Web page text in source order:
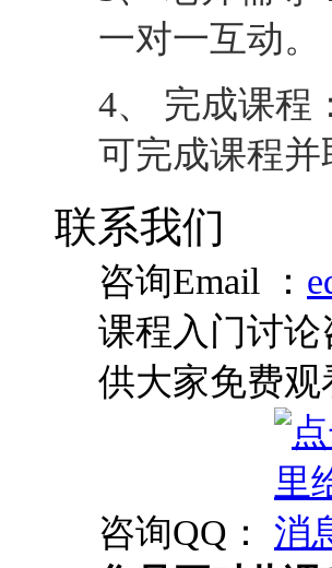
一对一互动。
4、 完成课程
可完成课程
联系我们
咨询Email ：
课程入门讨论
供大家免费观
咨询QQ：